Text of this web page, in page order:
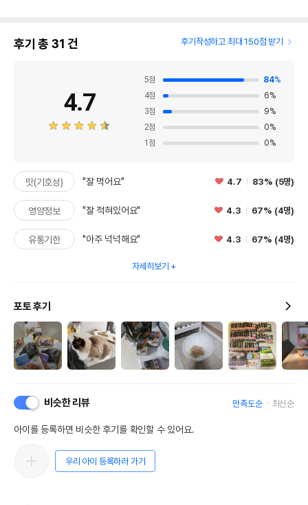
후기 총 31 건 후기작성하고 최대 150점 받기
4.7
5점 84%
4점 6%
3점 9%
2점 0%
1 점 0%
맛(기호성) "잘 먹어요" 4.7 83% (5명)
영양정보 "잘 적혀있어요" 4.3 67% (4명)
유통기한 "아주 넉넉해요" 4.3 67% (4명)
자세히보기
포토 후기
비슷한 리뷰 만족도순 최신순
아이를 등록하면 비슷한 후기를 확인할 수 있어요.
우리 아이 등록하러 가기